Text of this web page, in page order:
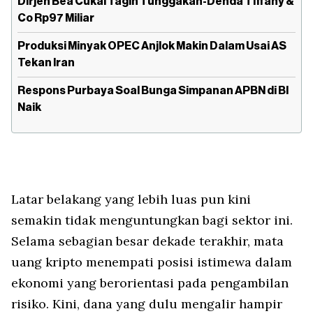
Co Rp97 Miliar
Produksi Minyak OPEC Anjlok Makin Dalam Usai AS
Tekan Iran
Respons Purbaya Soal Bunga Simpanan APBN di BI
Naik
Latar belakang yang lebih luas pun kini
semakin tidak menguntungkan bagi sektor ini.
Selama sebagian besar dekade terakhir, mata
uang kripto menempati posisi istimewa dalam
ekonomi yang berorientasi pada pengambilan
risiko. Kini, dana yang dulu mengalir hampir